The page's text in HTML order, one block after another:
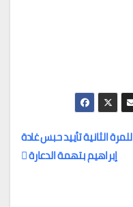
للمرة الثانية تأييد حبس غادة
إبراهيم بتهمة الدعارة